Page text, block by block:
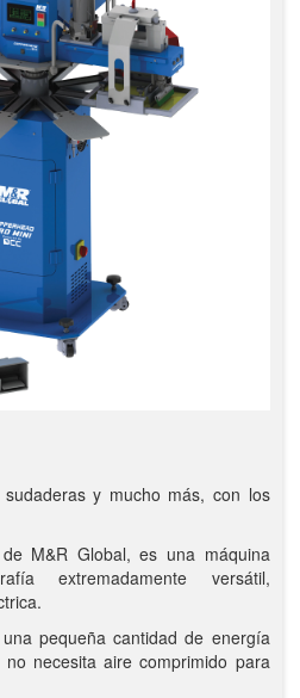
y mucho más, con los
M&R Global, es una máquina
extremadamente versátil,
pequeña cantidad de energía
necesita aire comprimido para